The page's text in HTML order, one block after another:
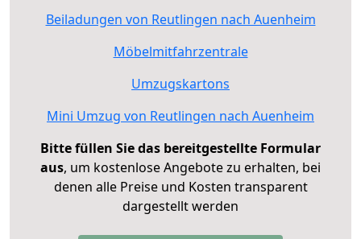
Beiladungen von Reutlingen nach Auenheim
Möbelmitfahrzentrale
Umzugskartons
Mini Umzug von Reutlingen nach Auenheim
Bitte füllen Sie das bereitgestellte Formular
aus, um kostenlose Angebote zu erhalten, bei
denen alle Preise und Kosten transparent
dargestellt werden